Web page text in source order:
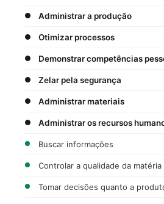
Administrar a produção
Otimizar processos
Demonstrar competências
Zelar pela segurança
Administrar materiais
Administrar os recursos
Buscar informações
Controlar a qualidade da matéria
Tomar decisões quanto a